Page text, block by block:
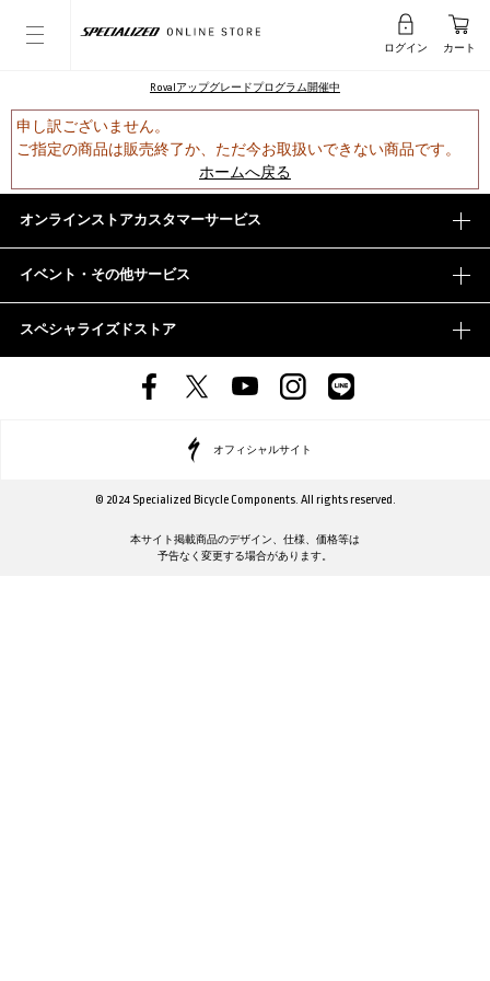
ログイン カート
Rovalアップグレードプログラム開催中
申し訳ございません。
ご指定の商品は販売終了か、ただ今お取扱いできない商品です。
ホームへ戻る
オンラインストアカスタマーサービス
イベント・その他サービス
スペシャライズドストア
オフィシャルサイト
© 2024 Specialized Bicycle Components. All rights reserved.
本サイト掲載商品のデザイン、仕様、価格等は
予告なく変更する場合があります。